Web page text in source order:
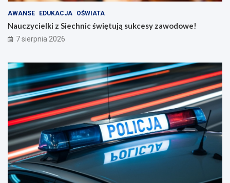
AWANSE EDUKACJA OŚWIATA
Nauczycielki z Siechnic świętują sukcesy zawodowe!
7 sierpnia 2026